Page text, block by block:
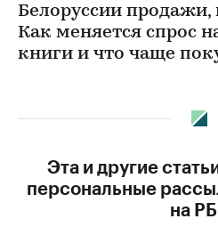
Белоруссии продажи,
Как меняется спрос
книги и что чаще
Эта и другие
персональные
на